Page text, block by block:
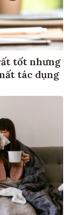
tốt nhưng
tác dụng